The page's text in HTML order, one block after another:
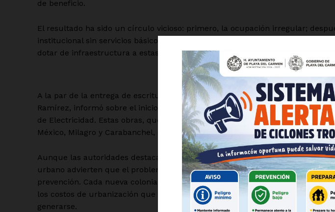
Luces
Del Siglo
de beneficio.
El resultado ha sido un círculo vicioso: primero, la ocupación irregular;
institucional sin servicios básicos; y finalmente, la intervención del Estado
dotar de infraestructura a estas zonas. Todo ello financiado con recursos
- Anuncio -
A la par de la entrega de escrituras, la directora del Instituto de Regularización
Ramírez, informó sobre el inicio de 22 proyectos de electrificación en
de Electricidad. Estas obras, que beneficiarán a más de 530 familias, se
México, Milagro y Carabanchel, donde aún persisten rezagos históricos en
Aunque las autoridades destacan estos avances como “sin precedentes”,
urbano advierten que el problema no radica únicamente en la
prevención. Cada nueva colonia irregular representa una carga futura para
los costos de urbanización que originalmente correspondían a
generarse.